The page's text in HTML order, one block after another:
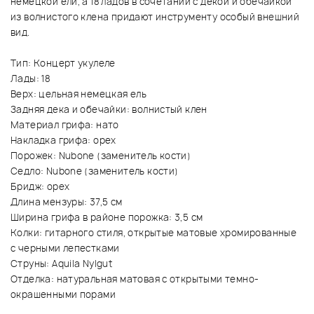
из волнистого клена придают инструменту особый внешний
вид.
Тип: Концерт укулеле
Лады: 18
Верх: цельная немецкая ель
Задняя дека и обечайки: волнистый клен
Материал грифа: нато
Накладка грифа: орех
Порожек: Nubone (заменитель кости)
Седло: Nubone (заменитель кости)
Бридж: орех
Длина мензуры: 37,5 см
Ширина грифа в районе порожка: 3,5 см
Колки: гитарного стиля, открытые матовые хромированные
с черными лепестками
Струны: Aquila Nylgut
Отделка: натуральная матовая с открытыми темно-
окрашенными порами